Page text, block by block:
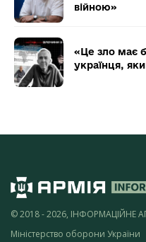
війною»
«Це зло має
українця,
© 2018 - 2026, ІНФОРМАЦІЙНЕ
Міністерство оборони України